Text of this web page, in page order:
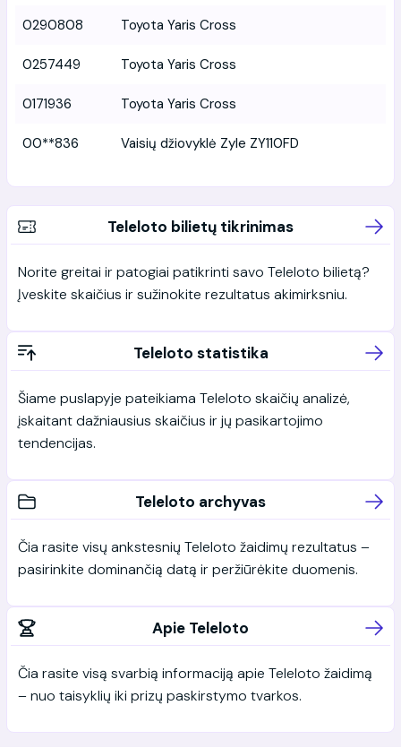
0290808 Toyota Yaris Cross
0257449 Toyota Yaris Cross
0171936 Toyota Yaris Cross
00**836 Vaisių džiovyklė Zyle ZY110FD
Teleloto bilietų tikrinimas
Norite greitai ir patogiai patikrinti savo Teleloto bilietą?
Įveskite skaičius ir sužinokite rezultatus akimirksniu.
Teleloto statistika
Šiame puslapyje pateikiama Teleloto skaičių analizė,
įskaitant dažniausius skaičius ir jų pasikartojimo
tendencijas.
Teleloto archyvas
Čia rasite visų ankstesnių Teleloto žaidimų rezultatus –
pasirinkite dominančią datą ir peržiūrėkite duomenis.
Apie Teleloto
Čia rasite visą svarbią informaciją apie Teleloto žaidimą
– nuo taisyklių iki prizų paskirstymo tvarkos.